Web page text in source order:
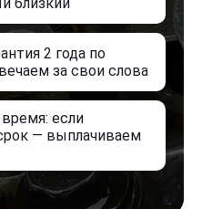
2 года по
за свои слова
если
— выплачиваем